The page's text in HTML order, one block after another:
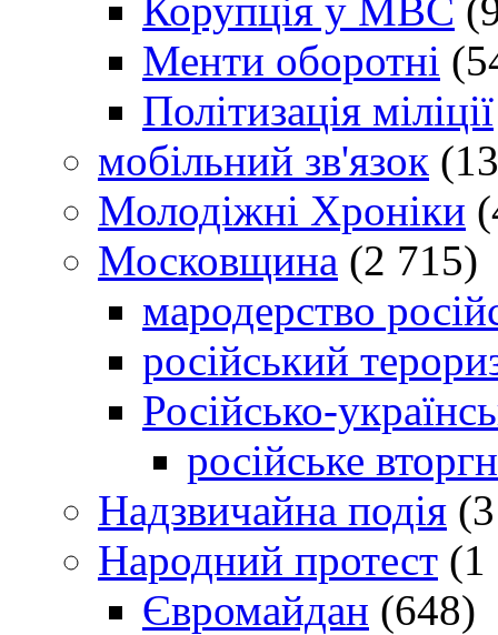
Корупція у МВС
Менти оборотні
Політизація міліції
мобільний зв'язок
Молодіжні Хроніки
Московщина (2 715)
мародерство
російський
Російсько-
російське
Надзвичайна подія
Народний протест (1
Євромайдан (648)